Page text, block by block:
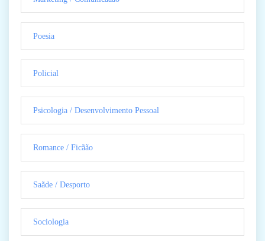
Poesia
Policial
Psicologia / Desenvolvimento Pessoal
Romance / Ficãão
Saãde / Desporto
Sociologia